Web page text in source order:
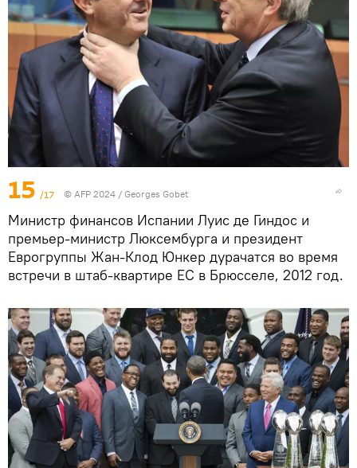
15 /17 © AFP 2024 / Georges Gobet
Министр финансов Испании Луис де Гиндос и
премьер-министр Люксембурга и президент
Еврогруппы Жан-Клод Юнкер дурачатся во время
встречи в штаб-квартире ЕС в Брюсселе, 2012 год.